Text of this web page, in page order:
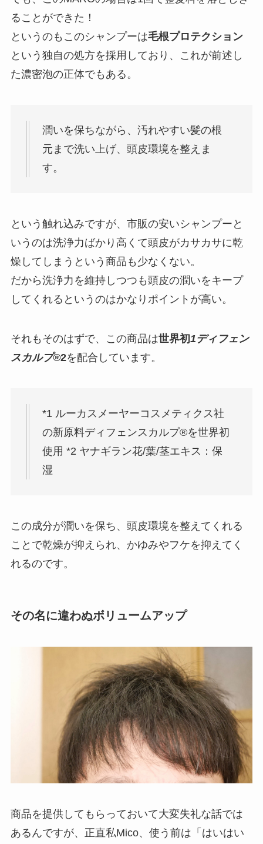
ることができた！
というのもこのシャンプーは毛根プロテクション
という独自の処方を採用しており、これが前述し
た濃密泡の正体でもある。
潤いを保ちながら、汚れやすい髪の根
元まで洗い上げ、頭皮環境を整えま
す。
という触れ込みですが、市販の安いシャンプーと
いうのは洗浄力ばかり高くて頭皮がカサカサに乾
燥してしまうという商品も少なくない。
だから洗浄力を維持しつつも頭皮の潤いをキープ
してくれるというのはかなりポイントが高い。
それもそのはずで、この商品は世界初1ディフェン
スカルプ®2を配合しています。
*1 ルーカスメーヤーコスメティクス社
の新原料ディフェンスカルプ®を世界初
使用 *2 ヤナギラン花/葉/茎エキス：保
湿
この成分が潤いを保ち、頭皮環境を整えてくれる
ことで乾燥が抑えられ、かゆみやフケを抑えてく
れるのです。
その名に違わぬボリュームアップ
商品を提供してもらっておいて大変失礼な話では
あるんですが、正直私Mico、使う前は「はいはい